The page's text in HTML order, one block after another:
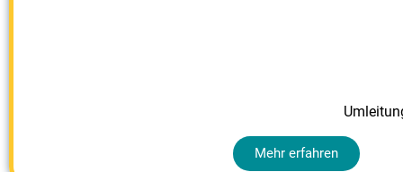
Mehr erfahren